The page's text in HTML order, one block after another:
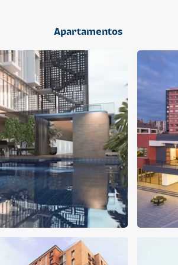
Apartamentos
APARTAMENTO
Q 1,400,000
Cuotas desde Q 9,019*
CENTRICO MADRID
CENTRICO
2 dormitorios 1 baño 2 parqueos
APARTAMENTO
Q 1,300,000
Cuotas desde Q
CENTRICO
CENTRICO
2 dormitorios